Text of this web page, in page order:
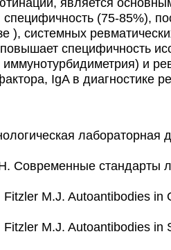
является
(75-85%),
), системных
специфичность
и
IgA в диагностике
лабораторная
стандарты
M.J. Autoantibodies
M.J. Autoantibodies